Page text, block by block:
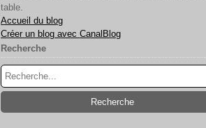
table.
Accueil du blog
Créer un blog avec CanalBlog
Recherche